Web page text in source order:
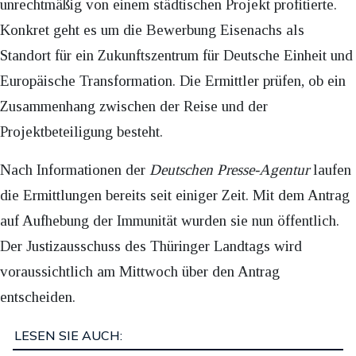
unrechtmäßig von einem städtischen Projekt profitierte.
Konkret geht es um die Bewerbung Eisenachs als
Standort für ein Zukunftszentrum für Deutsche Einheit und
Europäische Transformation. Die Ermittler prüfen, ob ein
Zusammenhang zwischen der Reise und der
Projektbeteiligung besteht.
Nach Informationen der Deutschen Presse-Agenturlaufen
die Ermittlungen bereits seit einiger Zeit. Mit dem Antrag
auf Aufhebung der Immunität wurden sie nun öffentlich.
Der Justizausschuss des Thüringer Landtags wird
voraussichtlich am Mittwoch über den Antrag
entscheiden.
LESEN SIE AUCH: